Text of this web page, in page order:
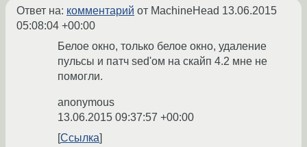
Ответ на: комментарий от MachineHead 13.06.2015
05:08:04 +00:00
Белое окно, только белое окно, удаление
пульсы и патч sed'ом на скайп 4.2 мне не
помогли.
anonymous
13.06.2015 09:37:57 +00:00
Ссылка